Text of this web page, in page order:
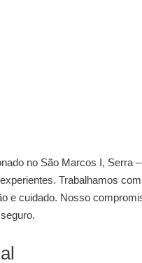
no São Marcos I, Serra
Trabalhamos
e cuidado. Nosso